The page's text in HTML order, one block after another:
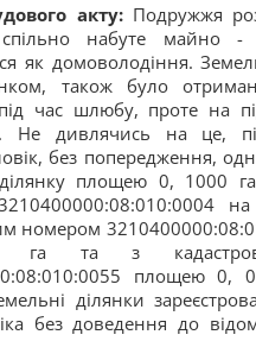
акту: Подружжя
спільно набуте майно -
як домоволодіння.
також було
час шлюбу, проте на
Не дивлячись на це,
без попередження,
площею 0, 1000
номером
та з
площею 0,
ділянки
без доведення до